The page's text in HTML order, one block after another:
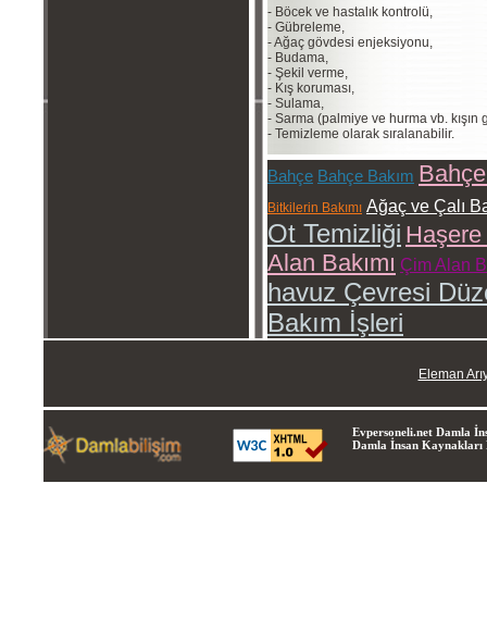
- Böcek ve hastalık kontrolü,
- Gübreleme,
- Ağaç gövdesi enjeksiyonu,
- Budama,
- Şekil verme,
- Kış koruması,
- Sulama,
- Sarma (palmiye ve hurma vb. kışın
- Temizleme olarak sıralanabilir.
Bahçe Bahçe Bakım
Bitkilerin Bakımı Ağaç ve Çalı
Ot Temizliği
Alan Bakımı Çim Alan
havuz Çevresi
Bakım İşleri
Eleman
Evpersoneli.net Damla
Damla İnsan Kaynakları